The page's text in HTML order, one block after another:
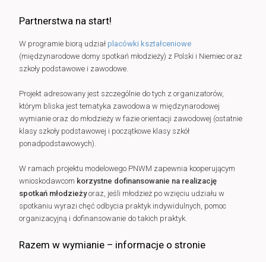
Partnerstwa na start!
W programie biorą udziałplacówki kształceniowe
(międzynarodowe domy spotkań młodzieży) z Polski i Niemiec oraz
szkoły podstawowe i zawodowe.
Projekt adresowany jest szczególnie do tych z organizatorów,
którym bliska jest tematyka zawodowa w międzynarodowej
wymianie oraz do młodzieży w fazie orientacji zawodowej (ostatnie
klasy szkoły podstawowej i początkowe klasy szkół
ponadpodstawowych).
W ramach projektu modelowego PNWM zapewnia kooperującym
wnioskodawcom korzystne dofinansowanie na realizację
spotkań młodzieżyoraz, jeśli młodzież po wzięciu udziału w
spotkaniu wyrazi chęć odbycia praktyk indywidulnych, pomoc
organizacyjną i dofinansowanie do takich praktyk.
Razem w wymianie – informacje o stronie